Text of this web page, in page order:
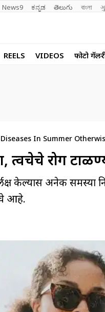
News9 ಕನ್ನಡ తెలుగు বাংলা
REELS VIDEOS फोटो
In Summer
रोग
केल्यास अनेक समस्या
आहे.